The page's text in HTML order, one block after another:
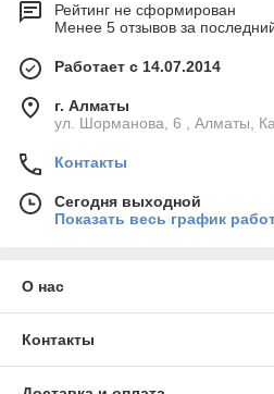
Рейтинг не сформирован
Менее 5 отзывов за
Работает с 14.07.2014
г. Алматы
ул. Шорманова, 6 , Алматы,
Контакты
Сегодня выходной
Показать весь график
О нас
Контакты